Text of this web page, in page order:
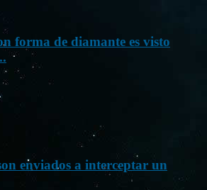
forma de diamante es visto
enviados a interceptar un